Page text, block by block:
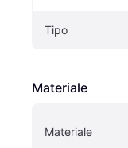
Tipo
Materiale
Materiale